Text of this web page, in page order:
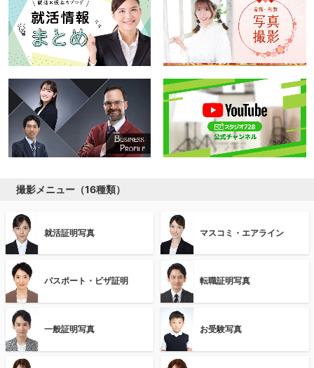
撮影メニュー（16種類）
就活証明写真 マスコミ・エアライン
パスポート・ビザ証明 転職証明写真
一般証明写真 お受験写真